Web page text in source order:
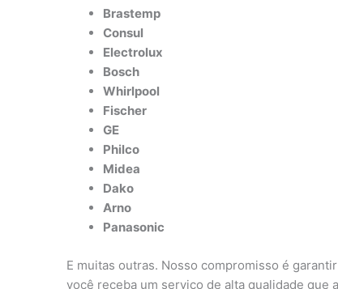
Brastemp
Consul
Electrolux
Bosch
Whirlpool
Fischer
GE
Philco
Midea
Dako
Arno
Panasonic
E muitas outras. Nosso compromisso é
você receba um serviço de alta qualidade que